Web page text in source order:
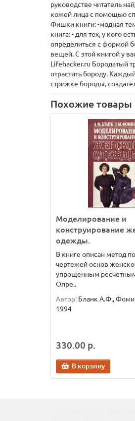
руководстве читатель
кожей лица с помощью
Фишки книги: -модная
книга: - для тех, у кого
определиться с формой
вещей. С этой книгой у
Lifehacker.ru Бородатый
отрастить бороду.
стрижке бороды,
Похожие товары
Моделирование и
конструирование
одежды.
В книге описан метод
чертежей основ
упрощенным
Опре..
Автор: Бланк А.Ф.,
1994
330.00 р.
В корзину